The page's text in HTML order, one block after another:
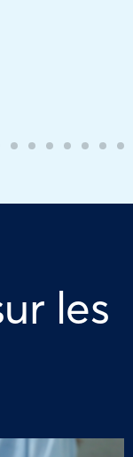
les